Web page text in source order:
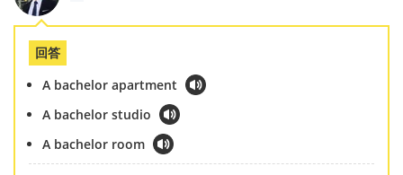
回答
A bachelor apartment
A bachelor studio
A bachelor room